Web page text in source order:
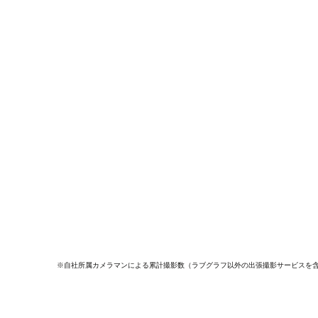
※自社所属カメラマンによる累計撮影数（ラブグラフ以外の出張撮影サービスを